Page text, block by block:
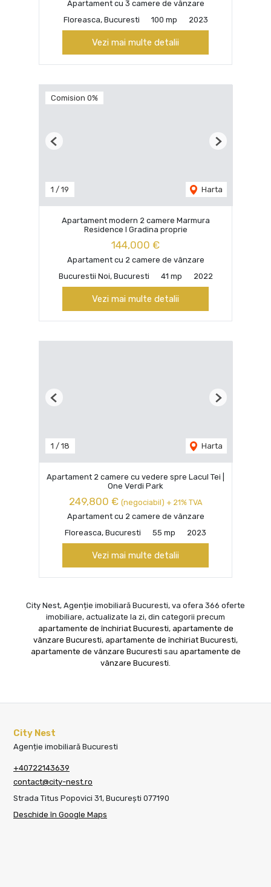
Apartament cu 3 camere de vânzare
Floreasca, Bucuresti
100 mp 2023
Vezi mai multe detalii
Comision 0%
1 / 19 Harta
Previous Next
Apartament modern 2 camere Marmura
Residence I Gradina proprie
144,000 €
Apartament cu 2 camere de vânzare
Bucurestii Noi, Bucuresti
41 mp 2022
Vezi mai multe detalii
1 / 18 Harta
Previous Next
Apartament 2 camere cu vedere spre Lacul Tei |
One Verdi Park
249,800 € (negociabil) + 21% TVA
Apartament cu 2 camere de vânzare
Floreasca, Bucuresti
55 mp 2023
Vezi mai multe detalii
City Nest, Agenție imobiliară Bucuresti, va ofera 366 oferte
imobiliare, actualizate la zi, din categorii precum
apartamente de închiriat Bucuresti, apartamente de
vânzare Bucuresti, apartamente de închiriat Bucuresti,
apartamente de vânzare Bucuresti sau apartamente de
vânzare Bucuresti
City Nest
Agenție imobiliară Bucuresti
+40722143639
contact@city-nest.ro
Strada Titus Popovici 31, București 077190
Deschide în Google Maps